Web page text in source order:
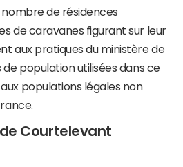
de résidences
de caravanes figurant sur leur
aux pratiques du ministère de
de population utilisées dans ce
populations légales non
Courtelevant